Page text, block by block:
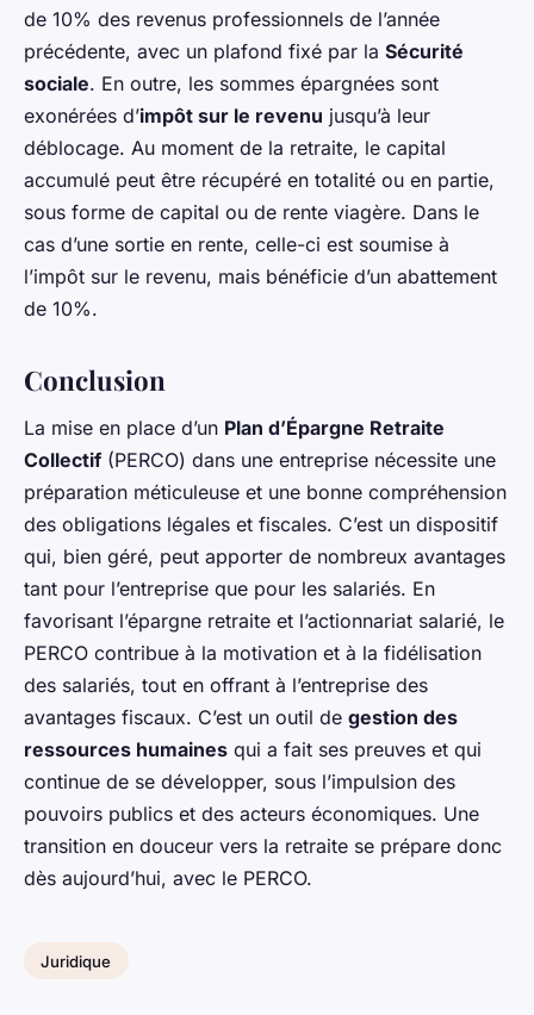
de 10% des revenus professionnels de l’année
précédente, avec un plafond fixé par la Sécurité
sociale. En outre, les sommes épargnées sont
exonérées d’impôt sur le revenu jusqu’à leur
déblocage. Au moment de la retraite, le capital
accumulé peut être récupéré en totalité ou en partie,
sous forme de capital ou de rente viagère. Dans le
cas d’une sortie en rente, celle-ci est soumise à
l’impôt sur le revenu, mais bénéficie d’un abattement
de 10%.
Conclusion
La mise en place d’un Plan d’Épargne Retraite
Collectif(PERCO) dans une entreprise nécessite une
préparation méticuleuse et une bonne compréhension
des obligations légales et fiscales. C’est un dispositif
qui, bien géré, peut apporter de nombreux avantages
tant pour l’entreprise que pour les salariés. En
favorisant l’épargne retraite et l’actionnariat salarié, le
PERCO contribue à la motivation et à la fidélisation
des salariés, tout en offrant à l’entreprise des
avantages fiscaux. C’est un outil de gestion des
ressources humaines qui a fait ses preuves et qui
continue de se développer, sous l’impulsion des
pouvoirs publics et des acteurs économiques. Une
transition en douceur vers la retraite se prépare donc
dès aujourd’hui, avec le PERCO.
Juridique